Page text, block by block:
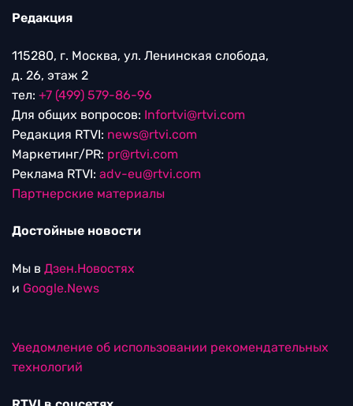
Редакция
115280, г. Москва, ул. Ленинская слобода,
д. 26, этаж 2
тел: +7 (499) 579-86-96
Для общих вопросов: Infortvi@rtvi.com
Редакция RTVI: news@rtvi.com
Маркетинг/PR: pr@rtvi.com
Реклама RTVI: adv-eu@rtvi.com
Партнерские материалы
Достойные новости
Мы в Дзен.Новостях
и Google.News
Уведомление об использовании рекомендательных
технологий